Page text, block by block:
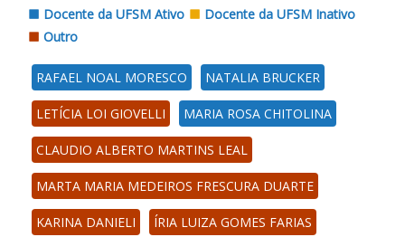
Docente da UFSM Ativo
Docente da UFSM Inativo
Outro
RAFAEL NOAL MORESCO NATALIA BRUCKER
LETÍCIA LOI GIOVELLI MARIA ROSA CHITOLINA
CLAUDIO ALBERTO MARTINS LEAL
MARTA MARIA MEDEIROS FRESCURA DUARTE
KARINA DANIELI ÍRIA LUIZA GOMES FARIAS